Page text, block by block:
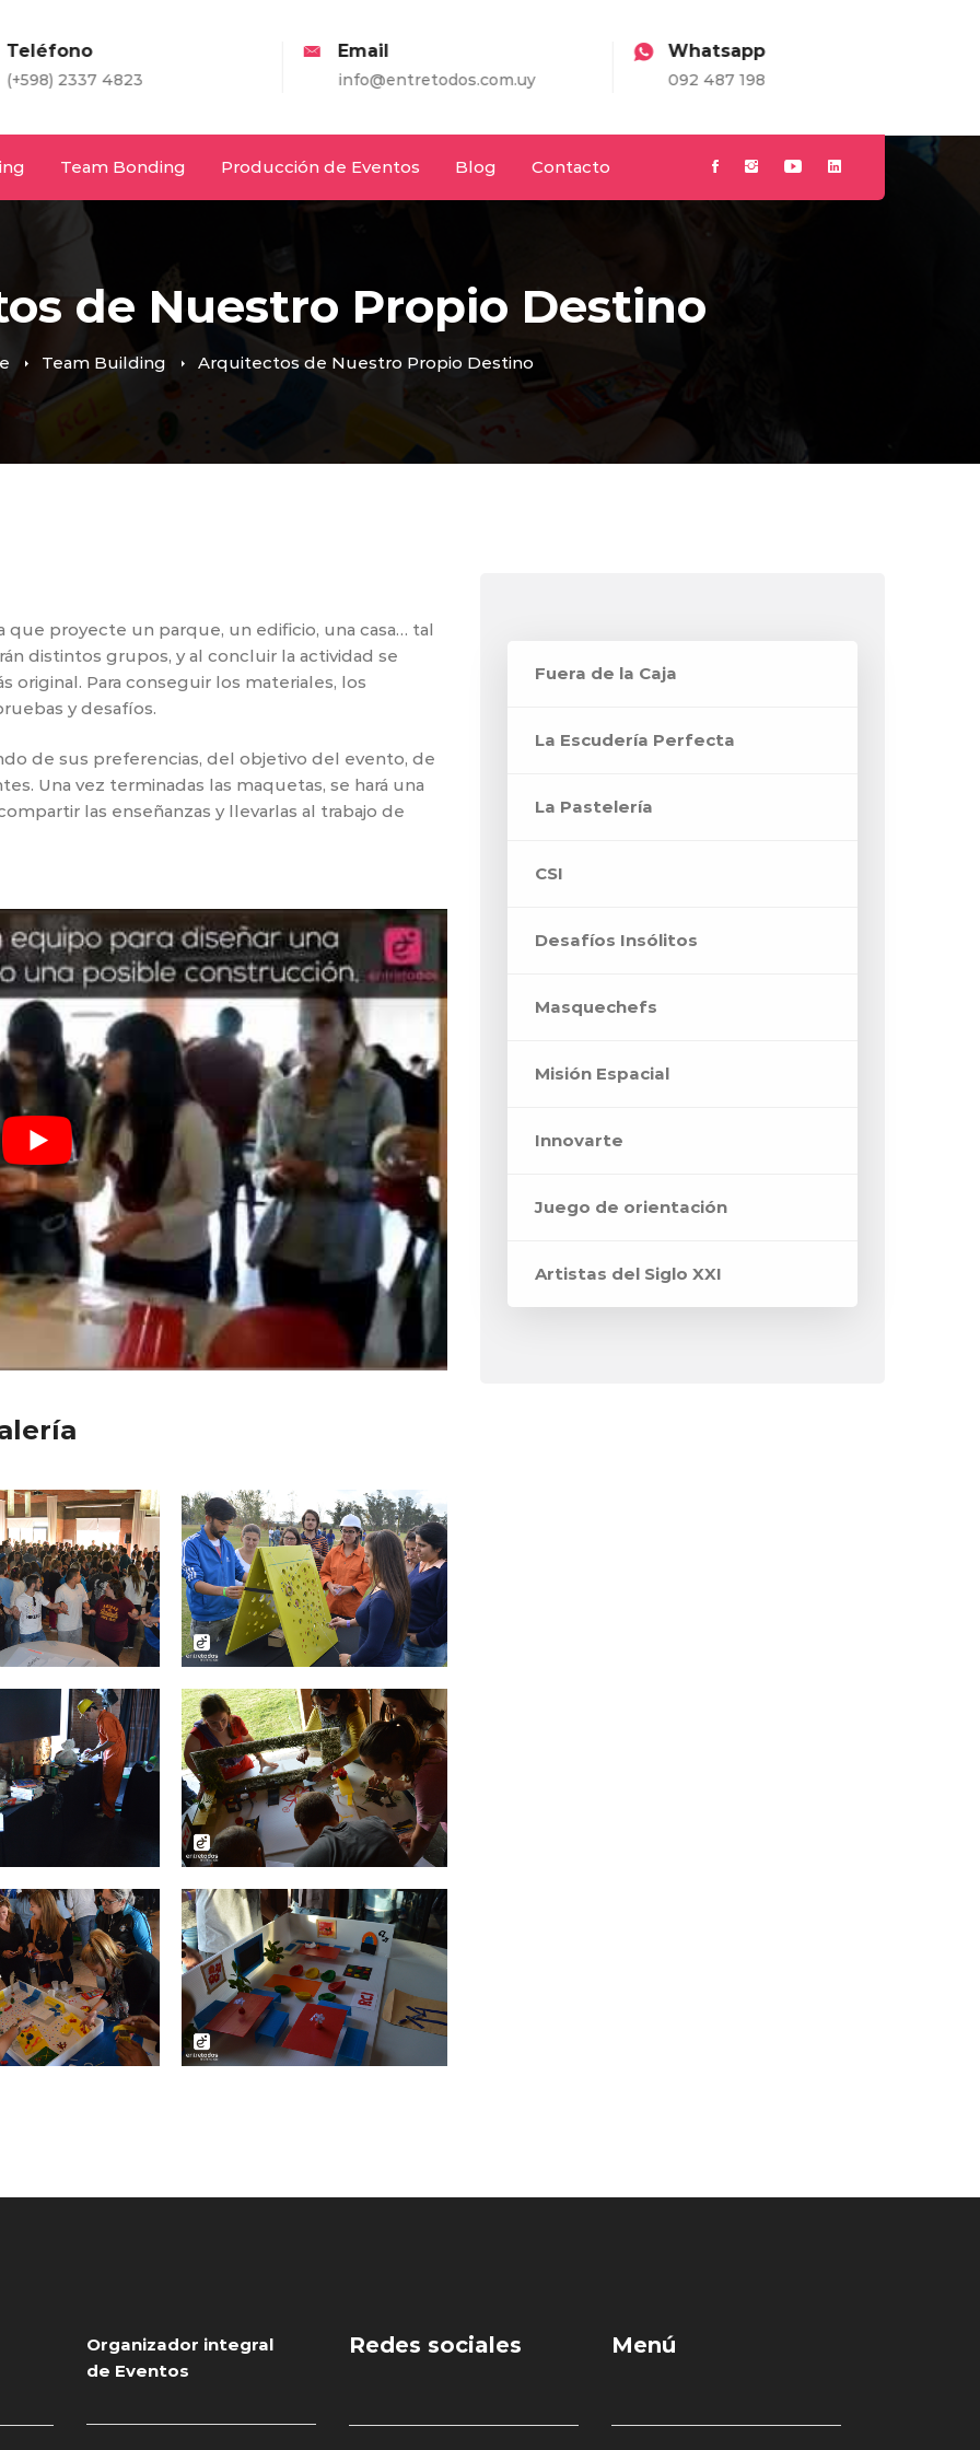
2337 4823
Email
info@entretodos.com.uy
Whatsapp
092 487 198
Team Bonding Producción de Eventos Blog Contacto
de Nuestro Propio Destino
Team Building Arquitectos de Nuestro Propio Destino
proyecte un parque, un edificio, una casa… tal
distintos grupos, y al concluir la actividad se
original. Para conseguir los materiales, los
y desafíos.
de sus preferencias, del objetivo del evento, de
Una vez terminadas las maquetas, se hará una
las enseñanzas y llevarlas al trabajo de
Fuera de la Caja
La Escudería Perfecta
La Pastelería
CSI
Desafíos Insólitos
Masquechefs
Misión Espacial
Innovarte
Juego de orientación
Artistas del Siglo XXI
Organizador integral
de Eventos
Redes sociales Menú